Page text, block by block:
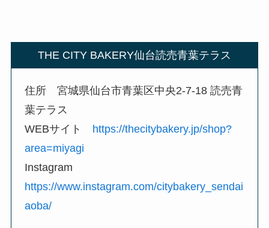
THE CITY BAKERY仙台読売青葉テラス
住所 宮城県仙台市青葉区中央2-7-18 読売⻘
葉テラス
WEBサイト https://thecitybakery.jp/shop?
area=miyagi
Instagram
https://www.instagram.com/citybakery_sendai
aoba/